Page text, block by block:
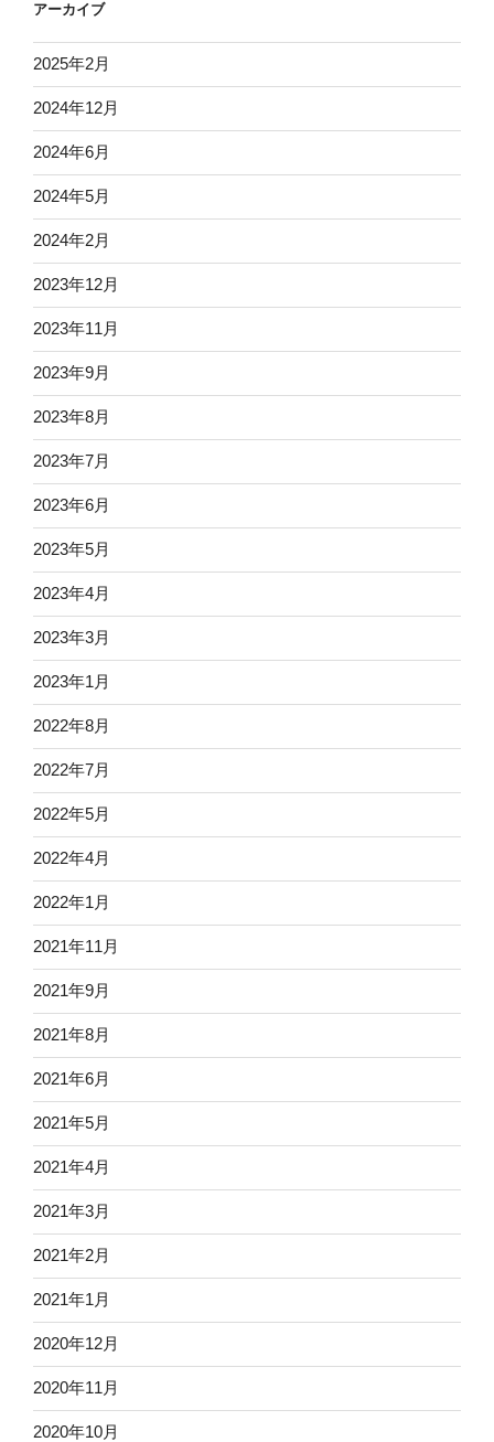
アーカイブ
2025年2月
2024年12月
2024年6月
2024年5月
2024年2月
2023年12月
2023年11月
2023年9月
2023年8月
2023年7月
2023年6月
2023年5月
2023年4月
2023年3月
2023年1月
2022年8月
2022年7月
2022年5月
2022年4月
2022年1月
2021年11月
2021年9月
2021年8月
2021年6月
2021年5月
2021年4月
2021年3月
2021年2月
2021年1月
2020年12月
2020年11月
2020年10月